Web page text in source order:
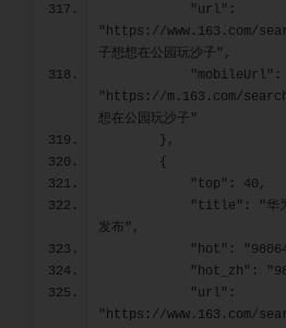
"https://www.163.com/
子想想在公园玩沙子",
"https://m.163.com/
想在公园玩沙子"
        },
        {
            "top": 40,
发布",
"hot":
"https://www.163.com/